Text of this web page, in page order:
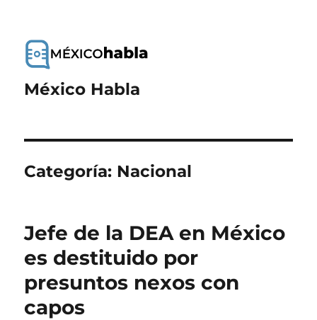
México Habla
Categoría: Nacional
Jefe de la DEA en México
es destituido por
presuntos nexos con
capos